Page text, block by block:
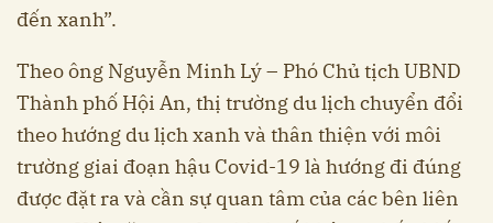
đến xanh”.
Theo ông Nguyễn Minh Lý – Phó Chủ tịch UBND
Thành phố Hội An, thị trường du lịch chuyển đổi
theo hướng du lịch xanh và thân thiện với môi
trường giai đoạn hậu Covid-19 là hướng đi đúng
được đặt ra và cần sự quan tâm của các bên liên